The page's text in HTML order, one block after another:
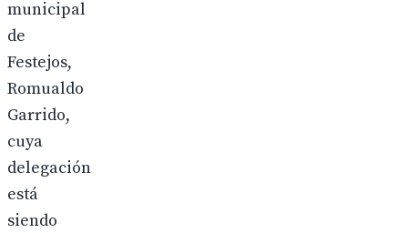
municipal
de
Festejos,
Romualdo
Garrido,
cuya
delegación
está
siendo